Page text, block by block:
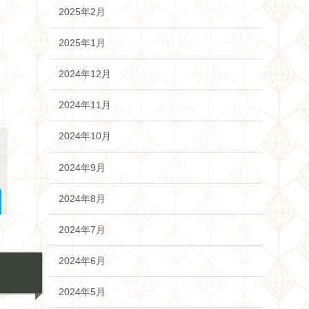
2025年2月
2025年1月
2024年12月
2024年11月
2024年10月
2024年9月
2024年8月
2024年7月
2024年6月
2024年5月